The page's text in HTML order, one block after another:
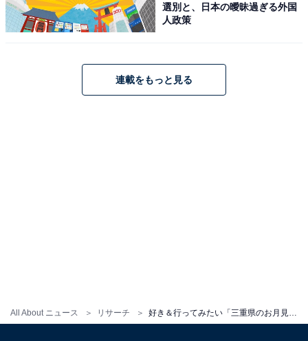
All About ニュース リサーチ
こちらもおすすめ
ト」ランキング！ 2位「彦根城」、1位は？
選別と、日本の曖昧過ぎる外国
人政策
連載をもっと見る